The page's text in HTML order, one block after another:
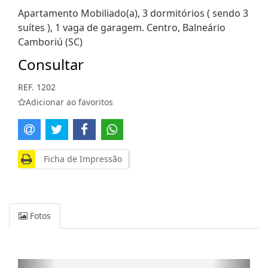
Apartamento Mobiliado(a), 3 dormitórios ( sendo 3
suítes ), 1 vaga de garagem. Centro, Balneário
Camboriú (SC)
Consultar
REF. 1202
Adicionar ao favoritos
Ficha de Impressão
Fotos